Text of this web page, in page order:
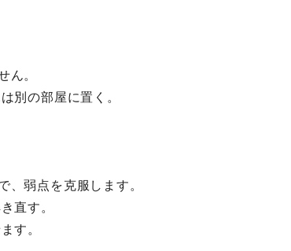
ん。
別の部屋に置く。
、弱点を克服します。
直す。
す。